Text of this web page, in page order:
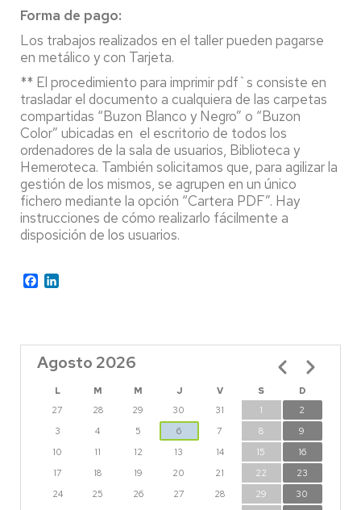
Forma de pago:
Los trabajos realizados en el taller pueden pagarse
en metálico y con Tarjeta.
** El procedimiento para imprimir pdf`s consiste en
trasladar el documento a cualquiera de las carpetas
compartidas “Buzon Blanco y Negro” o “Buzon
Color” ubicadas en el escritorio de todos los
ordenadores de la sala de usuarios, Biblioteca y
Hemeroteca. También solicitamos que, para agilizar la
gestión de los mismos, se agrupen en un único
fichero mediante la opción “Cartera PDF”. Hay
instrucciones de cómo realizarlo fácilmente a
disposición de los usuarios.
Facebook
Agosto 2026
L M M J V S
D
27
28 29 30 31 1
2
3
4 5 6 7 8
9
10
11 12 13 14 15
16
17
18 19 20 21 22
23
24
25 26 27 28 29
30
Paginación